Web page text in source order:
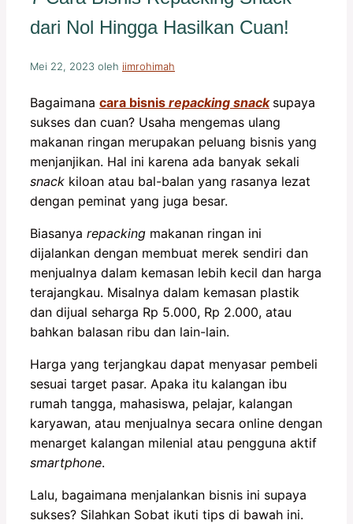
dari Nol Hingga Hasilkan Cuan!
Mei 22, 2023 oleh iimrohimah
Bagaimana cara bisnis repacking snack supaya
sukses dan cuan? Usaha mengemas ulang
makanan ringan merupakan peluang bisnis yang
menjanjikan. Hal ini karena ada banyak sekali
snack kiloan atau bal-balan yang rasanya lezat
dengan peminat yang juga besar.
Biasanya repacking makanan ringan ini
dijalankan dengan membuat merek sendiri dan
menjualnya dalam kemasan lebih kecil dan harga
terajangkau. Misalnya dalam kemasan plastik
dan dijual seharga Rp 5.000, Rp 2.000, atau
bahkan balasan ribu dan lain-lain.
Harga yang terjangkau dapat menyasar pembeli
sesuai target pasar. Apaka itu kalangan ibu
rumah tangga, mahasiswa, pelajar, kalangan
karyawan, atau menjualnya secara online dengan
menarget kalangan milenial atau pengguna aktif
smartphone.
Lalu, bagaimana menjalankan bisnis ini supaya
sukses? Silahkan Sobat ikuti tips di bawah ini.